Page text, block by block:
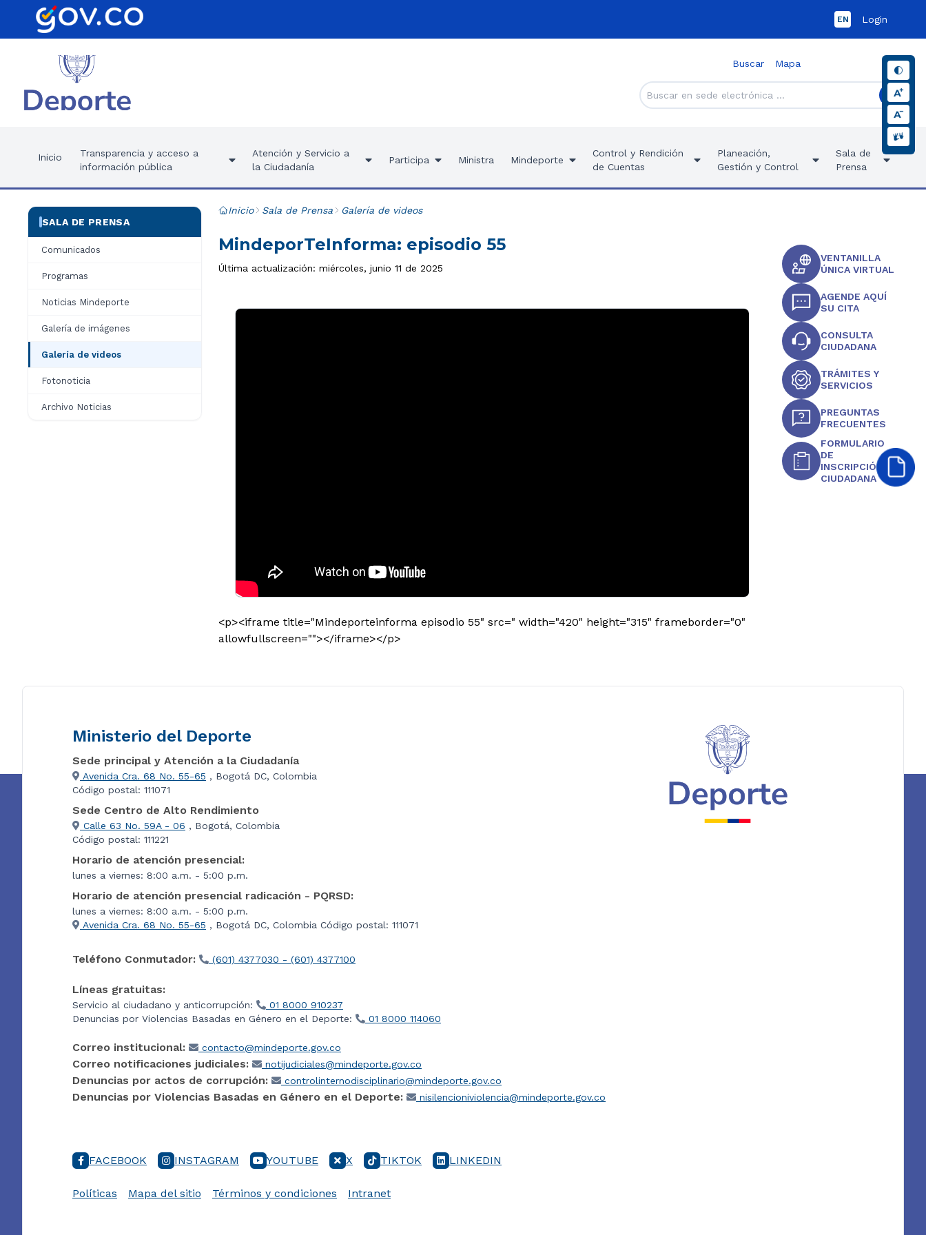
EN Login
Buscar Mapa
Inicio
Transparencia y acceso a
información pública
Atención y Servicio a
la Ciudadanía
Participa Ministra Mindeporte
Control y Rendición
de Cuentas
Planeación,
Gestión y Control
Sala de
Prensa
SALA DE PRENSA
Comunicados
Programas
Noticias Mindeporte
Galería de imágenes
Galería de videos
Fotonoticia
Archivo Noticias
Inicio Sala de Prensa Galería de videos
MindeporTeInforma: episodio 55
Última actualización: miércoles, junio 11 de 2025
<p><iframe title="Mindeporteinforma episodio 55" src=" width="420" height="315" frameborder="0"
allowfullscreen=""></iframe></p>
VENTANILLA
ÚNICA VIRTUAL
AGENDE AQUÍ
SU CITA
CONSULTA
CIUDADANA
TRÁMITES Y
SERVICIOS
PREGUNTAS
FRECUENTES
FORMULARIO
DE
INSCRIPCIÓN
CIUDADANA
Ministerio del Deporte
Sede principal y Atención a la Ciudadanía
Avenida Cra. 68 No. 55-65 , Bogotá DC, Colombia
Código postal: 111071
Sede Centro de Alto Rendimiento
Calle 63 No. 59A - 06 , Bogotá, Colombia
Código postal: 111221
Horario de atención presencial:
lunes a viernes: 8:00 a.m. - 5:00 p.m.
Horario de atención presencial radicación - PQRSD:
lunes a viernes: 8:00 a.m. - 5:00 p.m.
Avenida Cra. 68 No. 55-65 , Bogotá DC, Colombia Código postal: 111071
Teléfono Conmutador: (601) 4377030 - (601) 4377100
Líneas gratuitas:
Servicio al ciudadano y anticorrupción:
01 8000 910237
Denuncias por Violencias Basadas en Género en el Deporte:
01 8000 114060
Correo institucional: contacto@mindeporte.gov.co
Correo notificaciones judiciales: notijudiciales@mindeporte.gov.co
Denuncias por actos de corrupción: controlinternodisciplinario@mindeporte.gov.co
Denuncias por Violencias Basadas en Género en el Deporte: nisilencioniviolencia@mindeporte.gov.co
FACEBOOK INSTAGRAM YOUTUBE X TIKTOK LINKEDIN
Políticas Mapa del sitio Términos y condiciones Intranet